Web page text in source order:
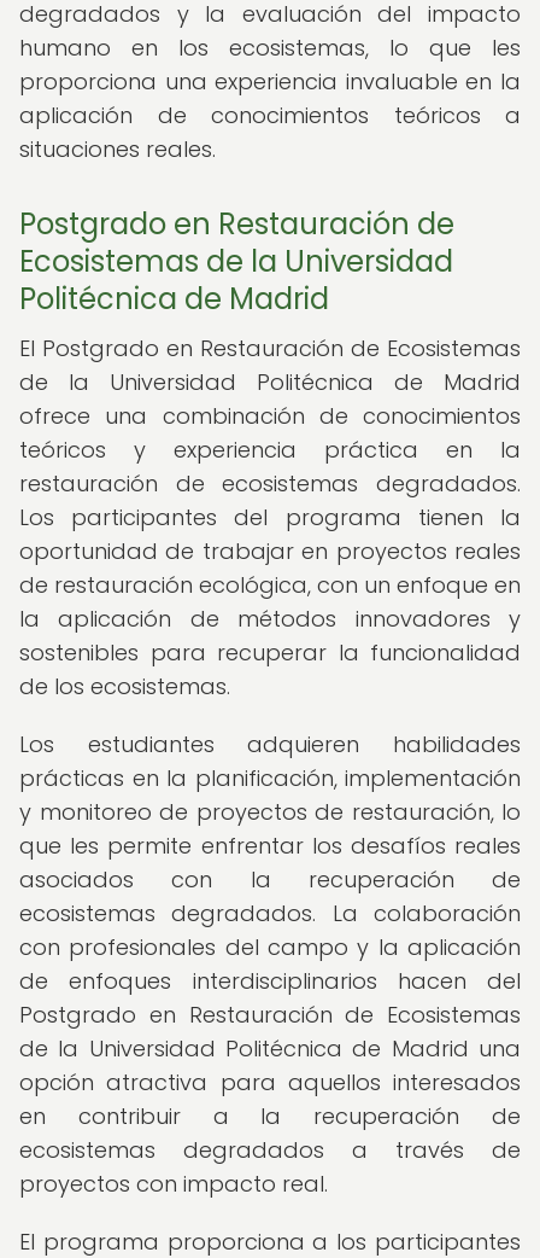
degradados y la evaluación del impacto
humano en los ecosistemas, lo que les
proporciona una experiencia invaluable en la
aplicación de conocimientos teóricos a
situaciones reales.
Postgrado en Restauración de
Ecosistemas de la Universidad
Politécnica de Madrid
El Postgrado en Restauración de Ecosistemas
de la Universidad Politécnica de Madrid
ofrece una combinación de conocimientos
teóricos y experiencia práctica en la
restauración de ecosistemas degradados.
Los participantes del programa tienen la
oportunidad de trabajar en proyectos reales
de restauración ecológica, con un enfoque en
la aplicación de métodos innovadores y
sostenibles para recuperar la funcionalidad
de los ecosistemas.
Los estudiantes adquieren habilidades
prácticas en la planificación, implementación
y monitoreo de proyectos de restauración, lo
que les permite enfrentar los desafíos reales
asociados con la recuperación de
ecosistemas degradados. La colaboración
con profesionales del campo y la aplicación
de enfoques interdisciplinarios hacen del
Postgrado en Restauración de Ecosistemas
de la Universidad Politécnica de Madrid una
opción atractiva para aquellos interesados
en contribuir a la recuperación de
ecosistemas degradados a través de
proyectos con impacto real.
El programa proporciona a los participantes